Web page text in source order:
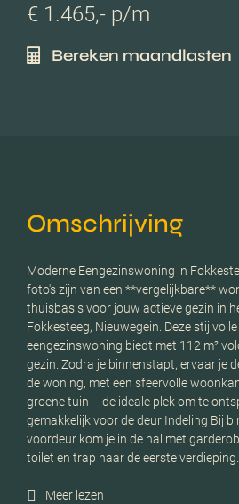
€ 1.465,- p/m
Bereken maandlasten
Omschrijving
Moderne Eengezinswoning in
foto's zijn van een **vergelijkbare**
thuisbasis voor jouw actieve gezin in
Fokkesteeg, Nieuwegein. Deze
eengezinswoning biedt met 112 m²
gezin. Zodra je binnenstapt, ervaar je
de woning, met een sfeervolle
groene tuin – de ideale plek om te
gemakkelijk voor de deur Indeling Bij
voordeur kom je in de hal met
toilet en trap naar de eerste verdieping.
Meer lezen